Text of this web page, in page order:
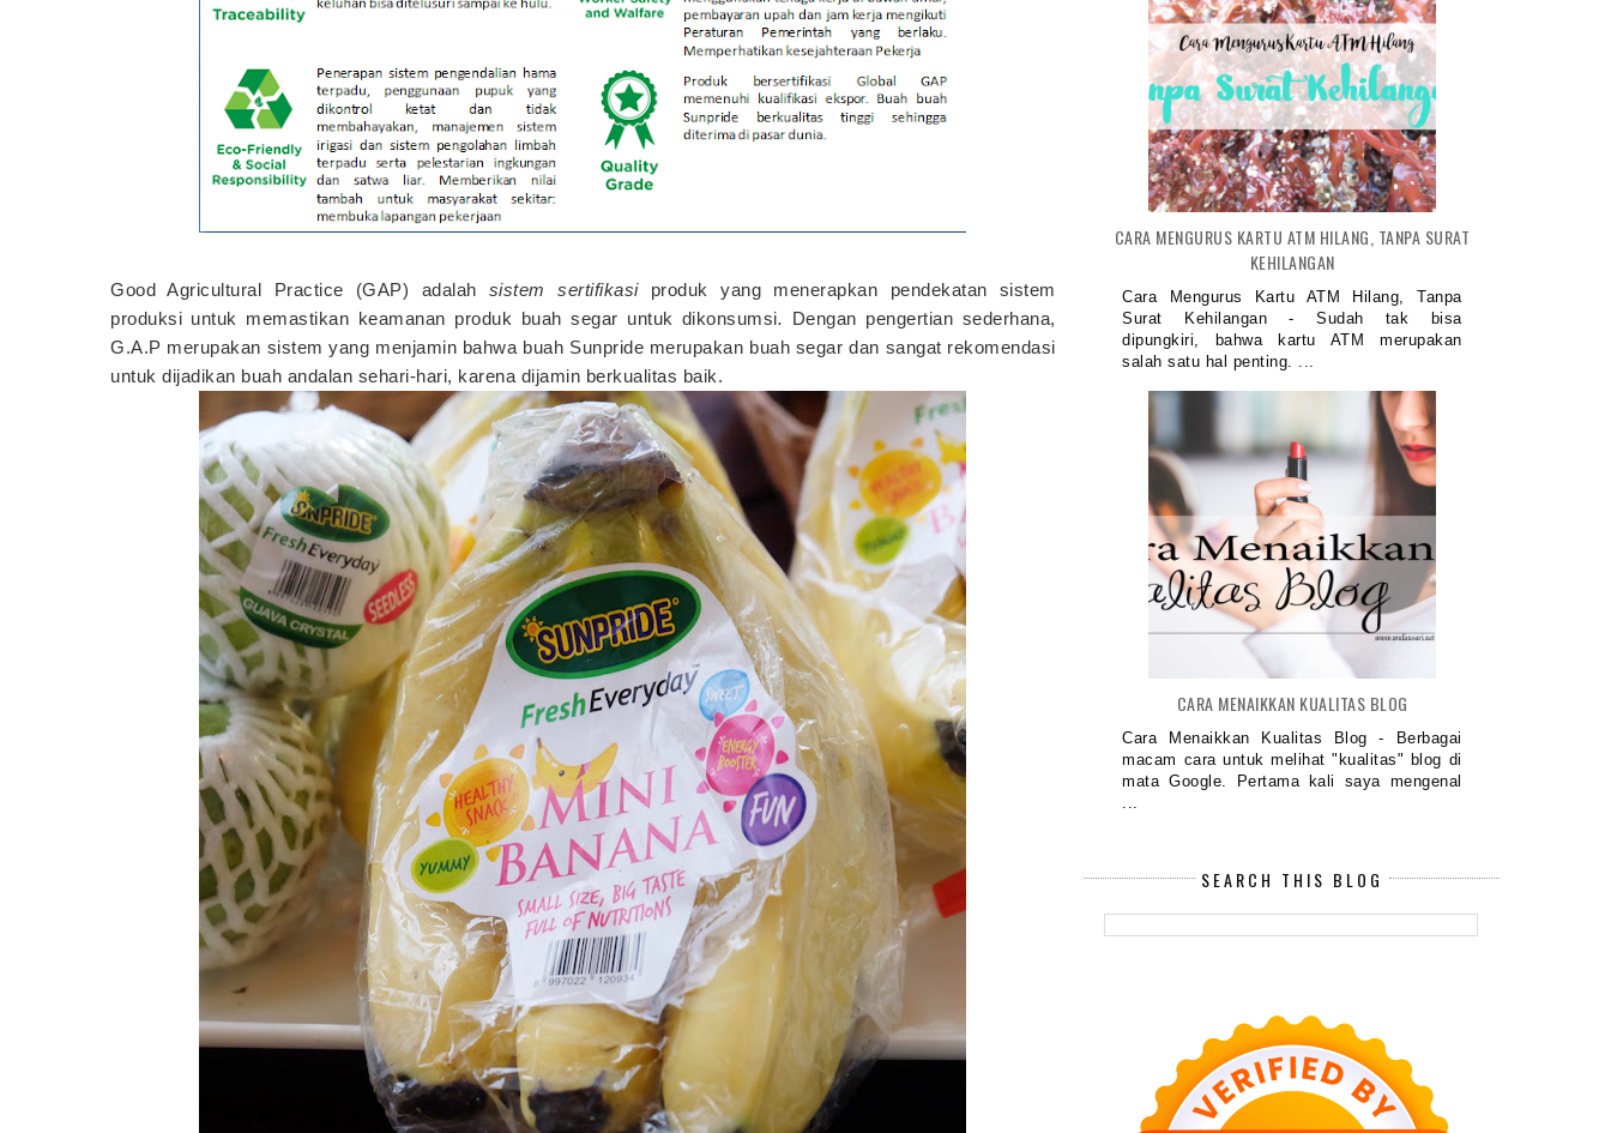
Good Agricultural Practice (GAP) adalah sistem sertifikasi produk yang menerapkan pendekatan sistem
produksi untuk memastikan keamanan produk buah segar untuk dikonsumsi. Dengan pengertian sederhana,
G.A.P merupakan sistem yang menjamin bahwa buah Sunpride merupakan buah segar dan sangat rekomendasi
untuk dijadikan buah andalan sehari-hari, karena dijamin berkualitas baik.
CARA MENGURUS KARTU ATM HILANG, TANPA SURAT
KEHILANGAN
Cara Mengurus Kartu ATM Hilang, Tanpa
Surat Kehilangan - Sudah tak bisa
dipungkiri, bahwa kartu ATM merupakan
salah satu hal penting. ...
CARA MENAIKKAN KUALITAS BLOG
Cara Menaikkan Kualitas Blog - Berbagai
macam cara untuk melihat "kualitas" blog di
mata Google. Pertama kali saya mengenal
...
SEARCH THIS BLOG